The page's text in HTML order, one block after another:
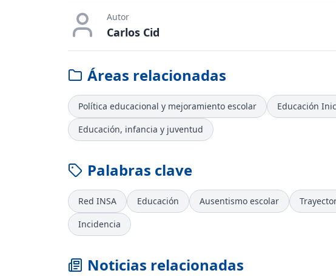
Autor
Carlos Cid
Áreas relacionadas
Política educacional y mejoramiento escolar Educación
Educación, infancia y juventud
Palabras clave
Red INSA Educación Ausentismo escolar
Incidencia
Noticias relacionadas